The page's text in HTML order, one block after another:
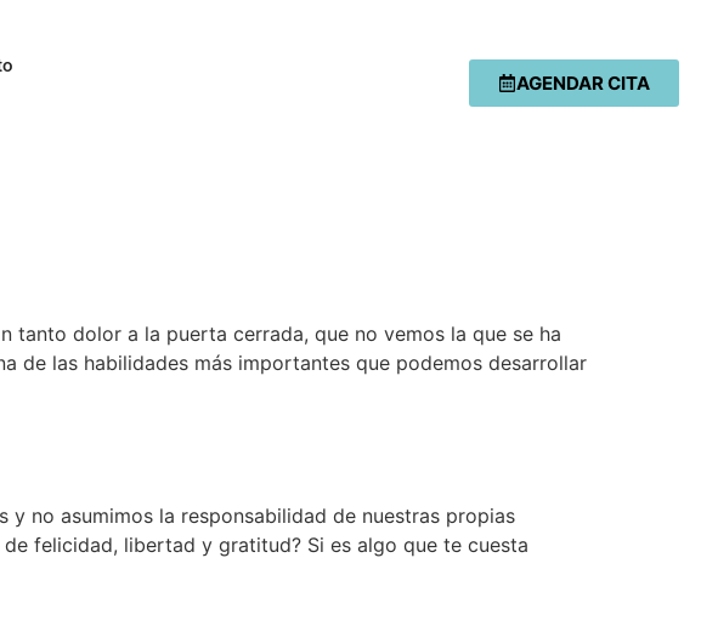
AGENDAR CITA
tanto dolor a la puerta cerrada, que no vemos la que se ha
de las habilidades más importantes que podemos desarrollar
no asumimos la responsabilidad de nuestras propias
felicidad, libertad y gratitud? Si es algo que te cuesta